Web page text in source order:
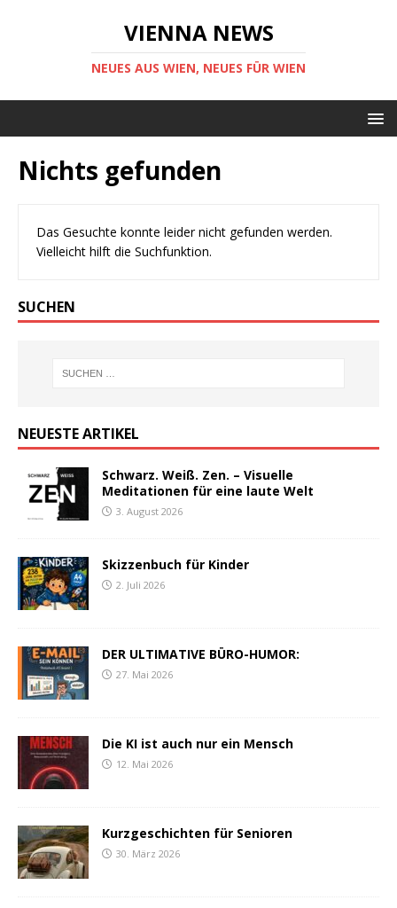
VIENNA NEWS
NEUES AUS WIEN, NEUES FÜR WIEN
Nichts gefunden
Das Gesuchte konnte leider nicht gefunden werden.
Vielleicht hilft die Suchfunktion.
SUCHEN
NEUESTE ARTIKEL
Schwarz. Weiß. Zen. – Visuelle
Meditationen für eine laute Welt
3. August 2026
Skizzenbuch für Kinder
2. Juli 2026
DER ULTIMATIVE BÜRO-HUMOR:
27. Mai 2026
Die KI ist auch nur ein Mensch
12. Mai 2026
Kurzgeschichten für Senioren
30. März 2026